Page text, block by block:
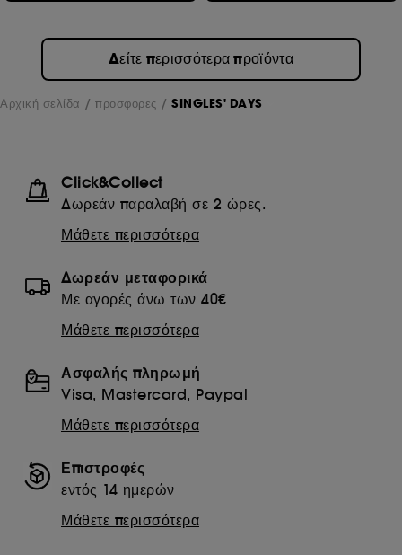
Δείτε περισσότερα προϊόντα
Αρχική σελίδα προσφορες SINGLES' DAYS
Click&Collect
Δωρεάν παραλαβή σε 2 ώρες.
Μάθετε περισσότερα
Δωρεάν μεταφορικά
Με αγορές άνω των 40€
Μάθετε περισσότερα
Ασφαλής πληρωμή
Visa, Mastercard, Paypal
Μάθετε περισσότερα
Επιστροφές
εντός 14 ημερών
Μάθετε περισσότερα